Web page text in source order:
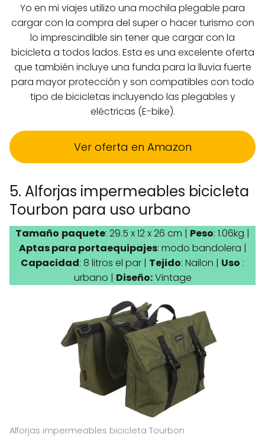
Yo en mi viajes utilizo una mochila plegable para
cargar con la compra del super o hacer turismo con
lo imprescindible sin tener que cargar con la
bicicleta a todos lados. Esta es una excelente oferta
que también incluye una funda para la lluvia fuerte
para mayor protección y son compatibles con todo
tipo de bicicletas incluyendo las plegables y
eléctricas (E-bike).
Ver oferta en Amazon
5. Alforjas impermeables bicicleta
Tourbon para uso urbano
Tamaño paquete: 29.5 x 12 x 26 cm | Peso: 1.06kg |
Aptas para portaequipajes: modo bandolera |
Capacidad: 8 litros el par | Tejido: Nailon | Uso :
urbano | Diseño:Vintage
Alforjas impermeables bicicleta Tourbon